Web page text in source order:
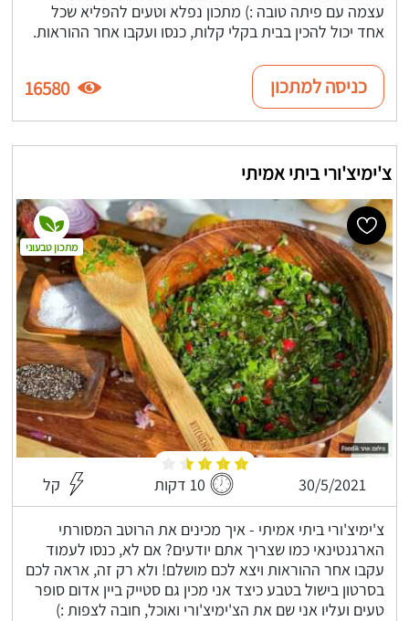
עצמה עם פיתה טובה :) מתכון נפלא וטעים להפליא שכל
אחד יכול להכין בבית בקלי קלות, כנסו ועקבו אחר ההוראות.
כניסה למתכון 16580
צ'ימיצ'ורי ביתי אמיתי
30/5/2021 10 דקות קל
צ'ימיצ'ורי ביתי אמיתי - איך מכינים את הרוטב המסורתי
הארגנטינאי כמו שצריך אתם יודעים? אם לא, כנסו לעמוד
עקבו אחר ההוראות ויצא לכם מושלם! ולא רק זה, אראה לכם
בסרטון בישול בטבע כיצד אני מכין גם סטייק ביין אדום סופר
טעים ועליו אני שם את הצ'ימיצ'ורי ואוכל, חובה לצפות :)
מתכון טבעוני